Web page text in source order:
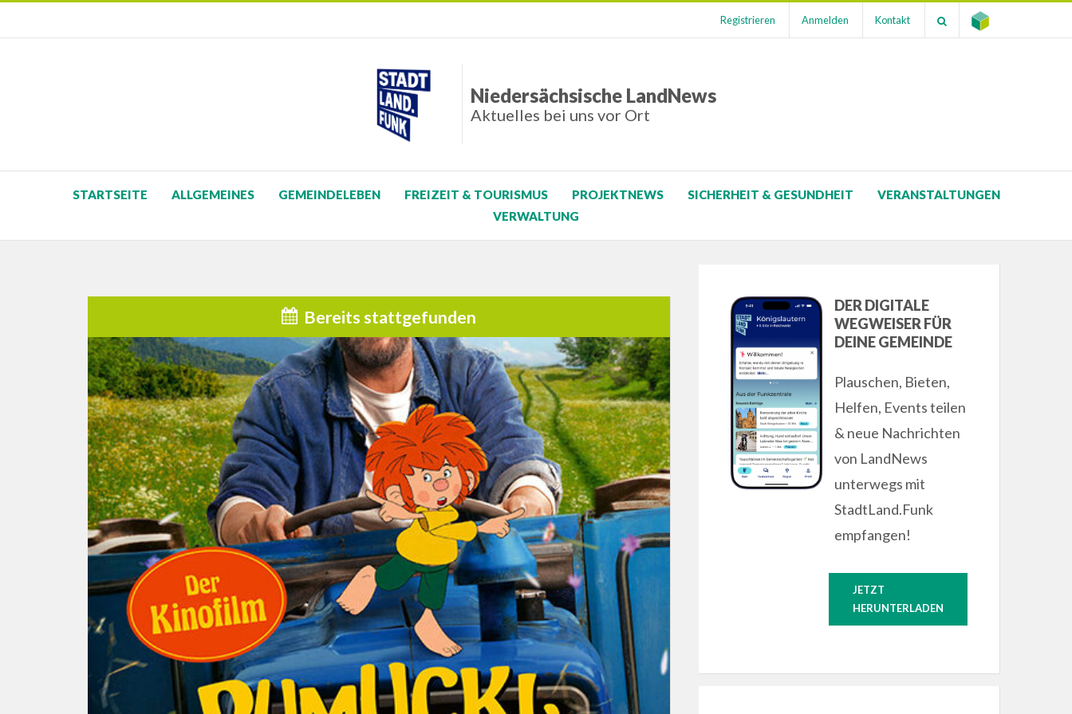
Registrieren Anmelden Kontakt
Niedersächsische LandNews
Aktuelles bei uns vor Ort
STARTSEITE ALLGEMEINES GEMEINDELEBEN FREIZEIT & TOURISMUS PROJEKTNEWS SICHERHEIT & GESUNDHEIT
VERANSTALTUNGEN
VERWALTUNG
Bereits stattgefunden
DER DIGITALE
WEGWEISER FÜR
DEINE GEMEINDE
Plauschen, Bieten,
Helfen, Events teilen
& neue Nachrichten
von LandNews
unterwegs mit
StadtLand.Funk
empfangen!
JETZT
HERUNTERLADEN